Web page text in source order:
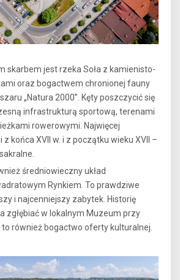
skarbem jest rzeka Soła z kamienisto-
oraz bogactwem chronionej fauny
„Natura 2000”. Kęty poszczycić się
infrastrukturą sportową, terenami
rowerowymi. Najwięcej
końca XVII w. i z początku wieku XVII –
średniowieczny układ
Rynkiem. To prawdziwe
i najcenniejszy zabytek. Historię
zgłębiać w lokalnym Muzeum przy
to również bogactwo oferty kulturalnej.